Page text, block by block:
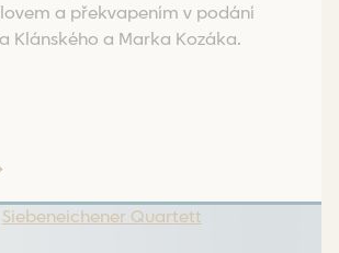
a překvapením v podání
Klánského a Marka Kozáka.